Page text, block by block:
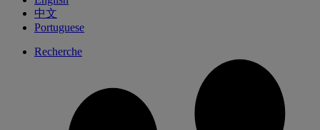
中文
Portuguese
Recherche